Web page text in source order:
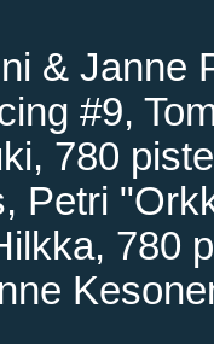
& Janne
#9,
780
Petri
780